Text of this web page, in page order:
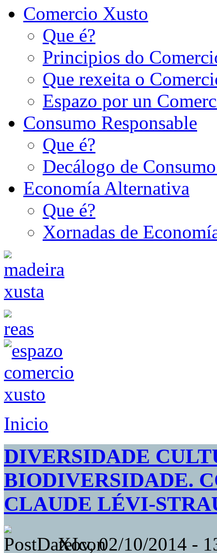
Comercio Xusto
Que é?
Principios do
Que rexeita o
Espazo por un
Consumo Responsable
Que é?
Decálogo de
Economía Alternativa
Que é?
Xornadas de
Inicio
DIVERSIDADE
BIODIVERSIDADE.
CLAUDE LÉVI-
Xov, 02/10/2014 -